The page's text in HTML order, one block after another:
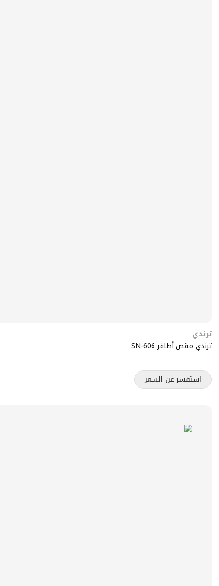
ترندي
ترندي مقص أظافر SN-606
استفسر عن السعر